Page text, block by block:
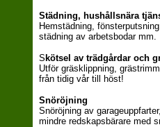
Städning, hushållsnära
Hemstädning,
städning av arbetsbodar mm.
S kötsel av trädgårdar och
Utför gräsklippning,
från tidig vår till höst!
Snöröjning
Snöröjning av
mindre redskapsbärare med